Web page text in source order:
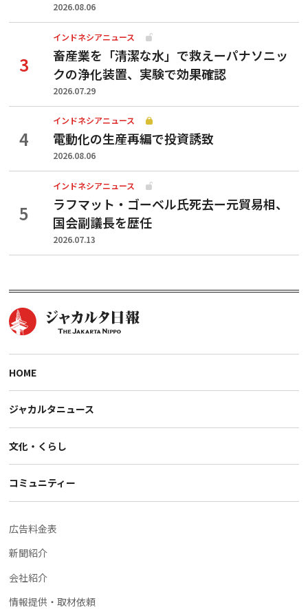
2026.08.06
インドネシアニュース
畜産業を「清潔な水」で救えーパナソニッ
クの浄化装置、実験で効果確認
2026.07.29
インドネシアニュース
電動化の生産再編で投資誘致
2026.08.06
インドネシアニュース
ラフマット・ゴーベル氏死去ー元貿易相、
国会副議長を歴任
2026.07.13
HOME
ジャカルタニュース
文化・くらし
コミュニティー
広告料金表
新聞紹介
会社紹介
情報提供・取材依頼